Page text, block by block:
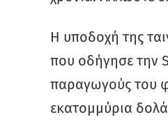
Η υποδοχή της
που οδήγησε την
παραγωγούς του
εκατομμύρια